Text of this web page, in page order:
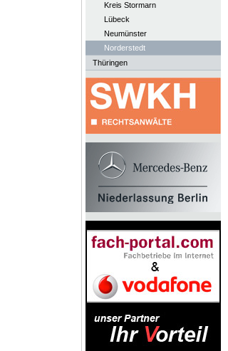
Kreis Stormarn
Lübeck
Neumünster
Norderstedt
Thüringen